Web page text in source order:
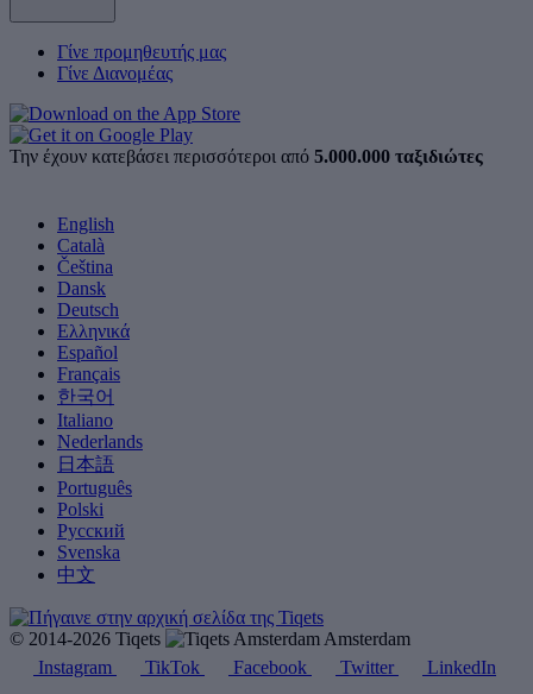
Γίνε προμηθευτής μας
Γίνε Διανομέας
Την έχουν κατεβάσει περισσότεροι από 5.000.000 ταξιδιώτες
English
Català
Čeština
Dansk
Deutsch
Ελληνικά
Español
Français
한국어
Italiano
Nederlands
日本語
Português
Polski
Русский
Svenska
中文
© 2014-2026 Tiqets
Amsterdam
Instagram
TikTok Facebook Twitter LinkedIn